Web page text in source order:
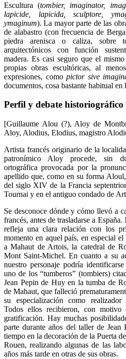
Escultura (tombier, imaginator,
lapicide, lapicida, sculptore,
ymaginum). La mayor parte de las
de alabastro (con frecuencia de
piedra arenisca o caliza, sobre
arquitectónicos con función
madera. Es casi seguro que el
propias obras escultóricas, al
expresiones, como pictor sive
documentos, cosa bastante habitual en
Perfil y debate historiográfico
[Guillaume Alou (?), Aloy de
Aloy, Alodius, Elodius, magistro
Artista francés originario de la
patronímico Aloy procede, sin
ortográfica provocada por la
apellido que, como en su forma
del siglo XIV de la Francia
Tournai y en el antiguo condado de
Se desconoce dónde y cómo llevó a
francés, antes de trasladarse a
refleja una clara relación con los
momento en aquel país, en especial
a Mahaut de Artois, la catedral de
Mont Saint-Michel. En cuanto a su
nuestro personaje podría
uno de los “tumberos” (tombiers)
Jean Pepin de Huy en la tumba de
de Mahaut, que falleció
su especialización como realizador
Todos ellos recibieron, con motivo
gratificación. Hay muchas
parte durante años del taller de
tiempo en la decoración de la Puerta
Rouen, realizando algunas de las
años más tarde en otras de sus obras.